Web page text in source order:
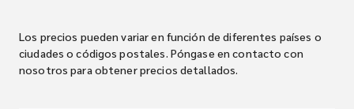
Los precios pueden variar en función de diferentes países o
ciudades o códigos postales. Póngase en contacto con
nosotros para obtener precios detallados.